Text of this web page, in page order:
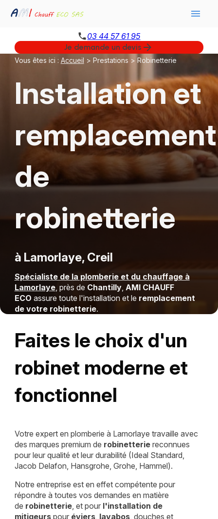
menu
phone03 44 57 61 95
Je demande un devis arrow_forward
Vous êtes ici : Accueil > Prestations > Robinetterie
Installation et
remplacement
de
robinetterie
à Lamorlaye, Creil
Spécialiste de la plomberie et du chauffage à
Lamorlaye, près de Chantilly, AMI CHAUFF
ECO assure toute l'installation et le remplacement
de votre robinetterie.
Faites le choix d'un
robinet moderne et
fonctionnel
Votre expert en plomberie à Lamorlaye travaille avec
des marques premium de robinetteriereconnues
pour leur qualité et leur durabilité (Ideal Standard,
Jacob Delafon, Hansgrohe, Grohe, Hammel).
Notre entreprise est en effet compétente pour
répondre à toutes vos demandes en matière
de robinetterie, et pour l'installation de
mitigeurspour éviers, lavabos, douches et